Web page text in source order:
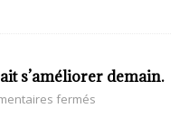
s’améliorer demain.
fermés